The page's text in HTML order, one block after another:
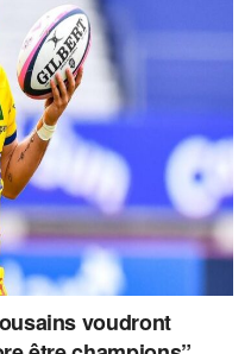
voudront